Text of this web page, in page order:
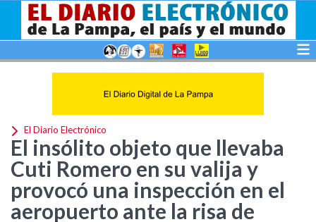
El Diario Electrónico
El insólito objeto que llevaba
Cuti Romero en su valija y
provocó una inspección en el
aeropuerto ante la risa de